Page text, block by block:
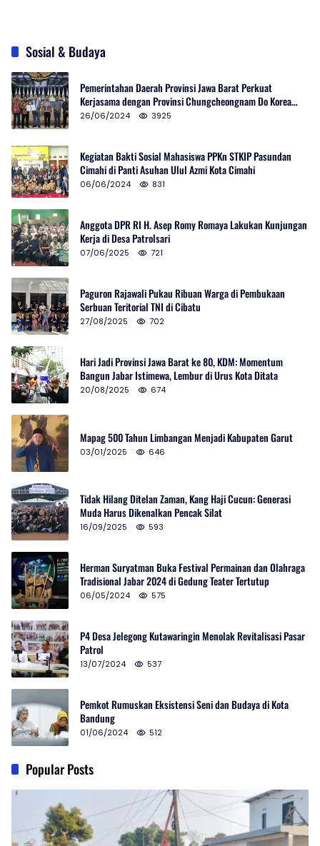
Sosial & Budaya
Pemerintahan Daerah Provinsi Jawa Barat Perkuat
Kerjasama dengan Provinsi Chungcheongnam Do Korea
Selatan
26/06/2024 3925
Kegiatan Bakti Sosial Mahasiswa PPKn STKIP Pasundan
Cimahi di Panti Asuhan Ulul Azmi Kota Cimahi
06/06/2024 831
Anggota DPR RI H. Asep Romy Romaya Lakukan Kunjungan
Kerja di Desa Patrolsari
07/06/2025 721
Paguron Rajawali Pukau Ribuan Warga di Pembukaan
Serbuan Teritorial TNI di Cibatu
27/08/2025 702
Hari Jadi Provinsi Jawa Barat ke 80, KDM: Momentum
Bangun Jabar Istimewa, Lembur di Urus Kota Ditata
20/08/2025 674
Mapag 500 Tahun Limbangan Menjadi Kabupaten Garut
03/01/2025 646
Tidak Hilang Ditelan Zaman, Kang Haji Cucun: Generasi
Muda Harus Dikenalkan Pencak Silat
16/09/2025 593
Herman Suryatman Buka Festival Permainan dan Olahraga
Tradisional Jabar 2024 di Gedung Teater Tertutup
06/05/2024 575
P4 Desa Jelegong Kutawaringin Menolak Revitalisasi Pasar
Patrol
13/07/2024 537
Pemkot Rumuskan Eksistensi Seni dan Budaya di Kota
Bandung
01/06/2024 512
Popular Posts